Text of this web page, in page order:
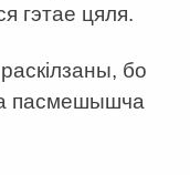
гэтае цяля.
бо
пасмешышча